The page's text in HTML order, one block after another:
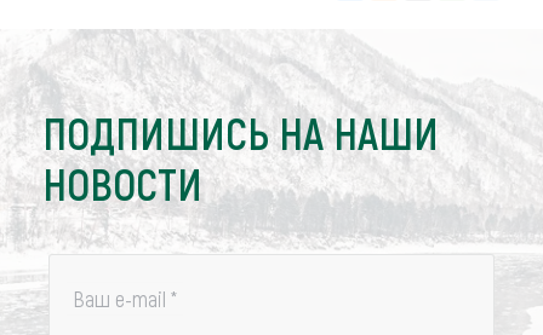
ПОДПИШИСЬ НА НАШИ
НОВОСТИ
Ваш e-mail *